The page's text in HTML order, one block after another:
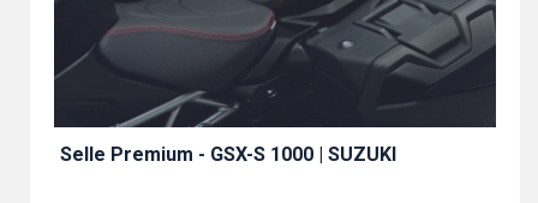
Selle Premium - GSX-S 1000 | SUZUKI